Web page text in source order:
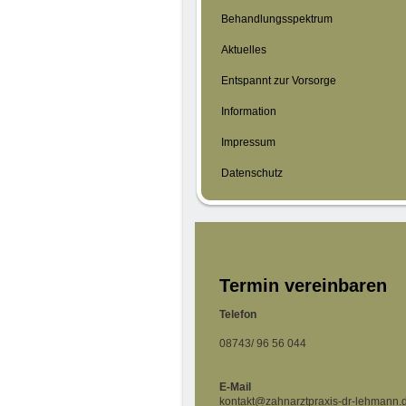
Behandlungsspektrum
Aktuelles
Entspannt zur Vorsorge
Information
Impressum
Datenschutz
Termin vereinbaren
Telefon
08743/ 96 56 044
E-Mail
kontakt@zahnarztpraxis-dr-